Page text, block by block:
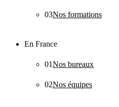
03Nos formations
En France
01Nos bureaux
02Nos équipes